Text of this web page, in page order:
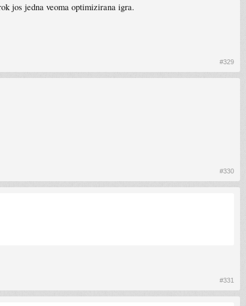
jos jedna veoma optimizirana igra.
#329
#330
#331